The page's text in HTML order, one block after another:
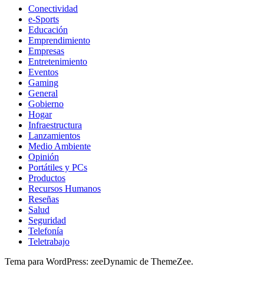
Conectividad
e-Sports
Educación
Emprendimiento
Empresas
Entretenimiento
Eventos
Gaming
General
Gobierno
Hogar
Infraestructura
Lanzamientos
Medio Ambiente
Opinión
Portátiles y PCs
Productos
Recursos Humanos
Reseñas
Salud
Seguridad
Telefonía
Teletrabajo
Tema para WordPress: zeeDynamic de ThemeZee.